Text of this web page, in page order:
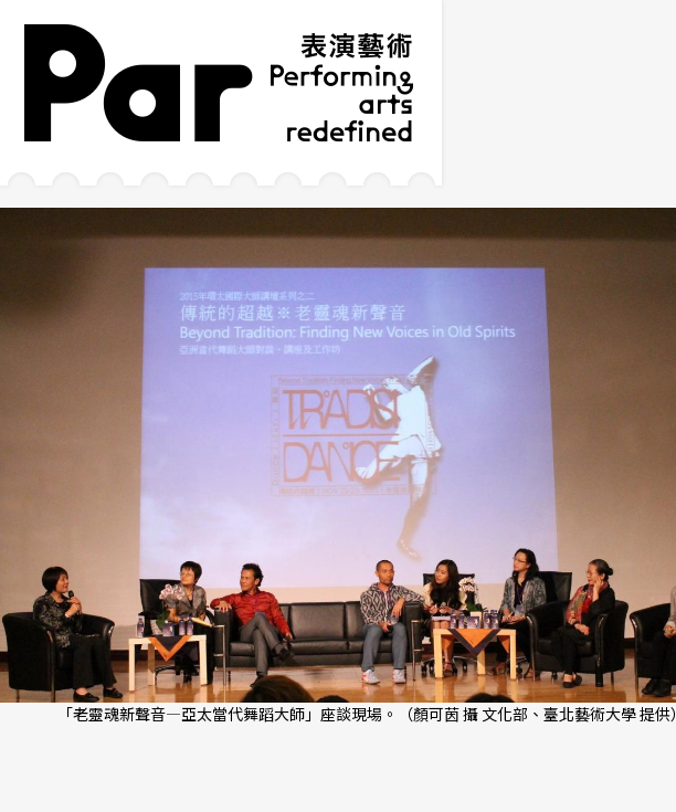
跳到主要內容區塊
網站導覽
「老靈魂新聲音—亞太當代舞蹈大師」座談現場。（顏可茵 攝 文化部、臺北藝術大學 提供）